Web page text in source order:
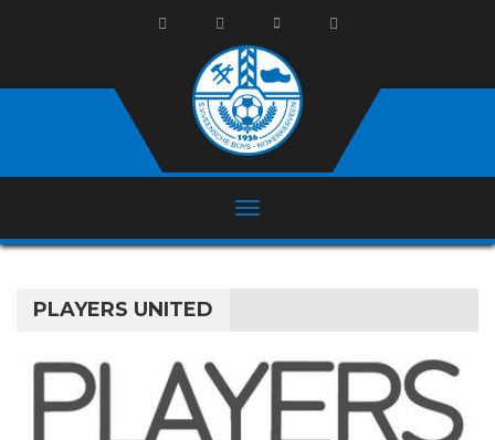
PLAYERS UNITED